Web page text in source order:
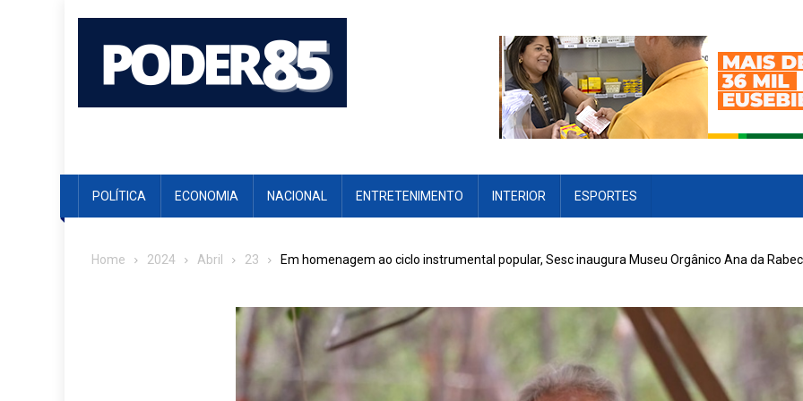
POLÍTICA ECONOMIA NACIONAL ENTRETENIMENTO INTERIOR ESPORTES
Home 2024 Abril 23 Em homenagem ao ciclo instrumental popular, Sesc inaugura Museu Orgânico Ana da